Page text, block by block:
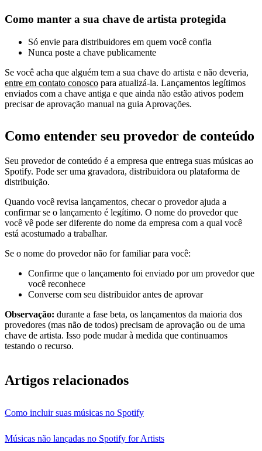
Como manter a sua chave de artista protegida
Só envie para distribuidores em quem você confia
Nunca poste a chave publicamente
Se você acha que alguém tem a sua chave do artista e não deveria,
entre em contato conosco para atualizá-la. Lançamentos legítimos
enviados com a chave antiga e que ainda não estão ativos podem
precisar de aprovação manual na guia Aprovações.
Como entender seu provedor de conteúdo
Seu provedor de conteúdo é a empresa que entrega suas músicas ao
Spotify. Pode ser uma gravadora, distribuidora ou plataforma de
distribuição.
Quando você revisa lançamentos, checar o provedor ajuda a
confirmar se o lançamento é legítimo. O nome do provedor que
você vê pode ser diferente do nome da empresa com a qual você
está acostumado a trabalhar.
Se o nome do provedor não for familiar para você:
Confirme que o lançamento foi enviado por um provedor que
você reconhece
Converse com seu distribuidor antes de aprovar
Observação: durante a fase beta, os lançamentos da maioria dos
provedores (mas não de todos) precisam de aprovação ou de uma
chave de artista. Isso pode mudar à medida que continuamos
testando o recurso.
Artigos relacionados
Como incluir suas músicas no Spotify
Músicas não lançadas no Spotify for Artists